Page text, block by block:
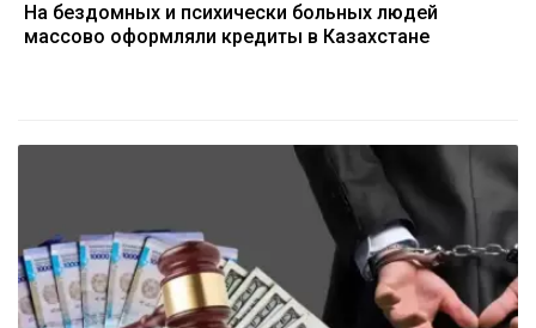
На бездомных и психически больных людей
массово оформляли кредиты в Казахстане